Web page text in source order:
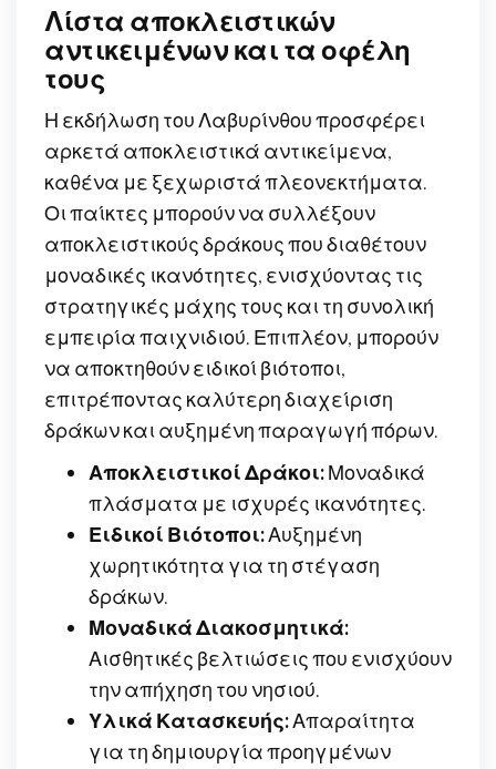
Λίστα αποκλειστικών
αντικειμένων και τα οφέλη
τους
Η εκδήλωση του Λαβυρίνθου προσφέρει
αρκετά αποκλειστικά αντικείμενα,
καθένα με ξεχωριστά πλεονεκτήματα.
Οι παίκτες μπορούν να συλλέξουν
αποκλειστικούς δράκους που διαθέτουν
μοναδικές ικανότητες, ενισχύοντας τις
στρατηγικές μάχης τους και τη συνολική
εμπειρία παιχνιδιού. Επιπλέον, μπορούν
να αποκτηθούν ειδικοί βιότοποι,
επιτρέποντας καλύτερη διαχείριση
δράκων και αυξημένη παραγωγή πόρων.
Αποκλειστικοί Δράκοι:Μοναδικά
πλάσματα με ισχυρές ικανότητες.
Ειδικοί Βιότοποι:Αυξημένη
χωρητικότητα για τη στέγαση
δράκων.
Μοναδικά Διακοσμητικά:
Αισθητικές βελτιώσεις που ενισχύουν
την απήχηση του νησιού.
Υλικά Κατασκευής:Απαραίτητα
για τη δημιουργία προηγμένων